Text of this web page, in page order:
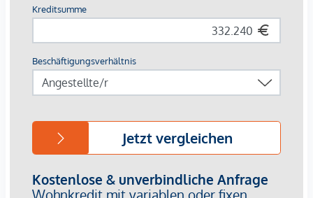
vereint.
S-Bahnhof: Traisengasse; S-Bahn Handelskai
Provisionsfrei für den Käufer! (bis Baubeginn)
Fertigstellung: Voraussichtlich Q2/2028
dem zu vermittelnden Dritten ein familiäres oder